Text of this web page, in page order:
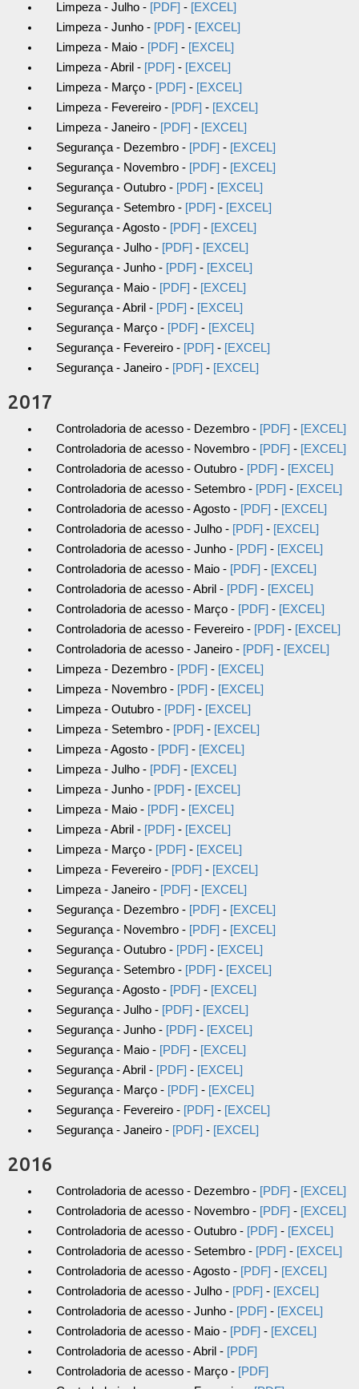
Limpeza - Julho - [PDF] - [EXCEL]
Limpeza - Junho - [PDF] - [EXCEL]
Limpeza - Maio - [PDF] - [EXCEL]
Limpeza - Abril - [PDF] - [EXCEL]
Limpeza - Março - [PDF] - [EXCEL]
Limpeza - Fevereiro - [PDF] - [EXCEL]
Limpeza - Janeiro - [PDF] - [EXCEL]
Segurança - Dezembro - [PDF] - [EXCEL]
Segurança - Novembro - [PDF] - [EXCEL]
Segurança - Outubro - [PDF] - [EXCEL]
Segurança - Setembro - [PDF] - [EXCEL]
Segurança - Agosto - [PDF] - [EXCEL]
Segurança - Julho - [PDF] - [EXCEL]
Segurança - Junho - [PDF] - [EXCEL]
Segurança - Maio - [PDF] - [EXCEL]
Segurança - Abril - [PDF] - [EXCEL]
Segurança - Março - [PDF] - [EXCEL]
Segurança - Fevereiro - [PDF] - [EXCEL]
Segurança - Janeiro - [PDF] - [EXCEL]
2017
Controladoria de acesso - Dezembro - [PDF] - [EXCEL]
Controladoria de acesso - Novembro - [PDF] - [EXCEL]
Controladoria de acesso - Outubro - [PDF] - [EXCEL]
Controladoria de acesso - Setembro - [PDF] - [EXCEL]
Controladoria de acesso - Agosto - [PDF] - [EXCEL]
Controladoria de acesso - Julho - [PDF] - [EXCEL]
Controladoria de acesso - Junho - [PDF] - [EXCEL]
Controladoria de acesso - Maio - [PDF] - [EXCEL]
Controladoria de acesso - Abril - [PDF] - [EXCEL]
Controladoria de acesso - Março - [PDF] - [EXCEL]
Controladoria de acesso - Fevereiro - [PDF] - [EXCEL]
Controladoria de acesso - Janeiro - [PDF] - [EXCEL]
Limpeza - Dezembro - [PDF] - [EXCEL]
Limpeza - Novembro - [PDF] - [EXCEL]
Limpeza - Outubro - [PDF] - [EXCEL]
Limpeza - Setembro - [PDF] - [EXCEL]
Limpeza - Agosto - [PDF] - [EXCEL]
Limpeza - Julho - [PDF] - [EXCEL]
Limpeza - Junho - [PDF] - [EXCEL]
Limpeza - Maio - [PDF] - [EXCEL]
Limpeza - Abril - [PDF] - [EXCEL]
Limpeza - Março - [PDF] - [EXCEL]
Limpeza - Fevereiro - [PDF] - [EXCEL]
Limpeza - Janeiro - [PDF] - [EXCEL]
Segurança - Dezembro - [PDF] - [EXCEL]
Segurança - Novembro - [PDF] - [EXCEL]
Segurança - Outubro - [PDF] - [EXCEL]
Segurança - Setembro - [PDF] - [EXCEL]
Segurança - Agosto - [PDF] - [EXCEL]
Segurança - Julho - [PDF] - [EXCEL]
Segurança - Junho - [PDF] - [EXCEL]
Segurança - Maio - [PDF] - [EXCEL]
Segurança - Abril - [PDF] - [EXCEL]
Segurança - Março - [PDF] - [EXCEL]
Segurança - Fevereiro - [PDF] - [EXCEL]
Segurança - Janeiro - [PDF] - [EXCEL]
2016
Controladoria de acesso - Dezembro - [PDF] - [EXCEL]
Controladoria de acesso - Novembro - [PDF] - [EXCEL]
Controladoria de acesso - Outubro - [PDF] - [EXCEL]
Controladoria de acesso - Setembro - [PDF] - [EXCEL]
Controladoria de acesso - Agosto - [PDF] - [EXCEL]
Controladoria de acesso - Julho - [PDF] - [EXCEL]
Controladoria de acesso - Junho - [PDF] - [EXCEL]
Controladoria de acesso - Maio - [PDF] - [EXCEL]
Controladoria de acesso - Abril - [PDF]
Controladoria de acesso - Março - [PDF]